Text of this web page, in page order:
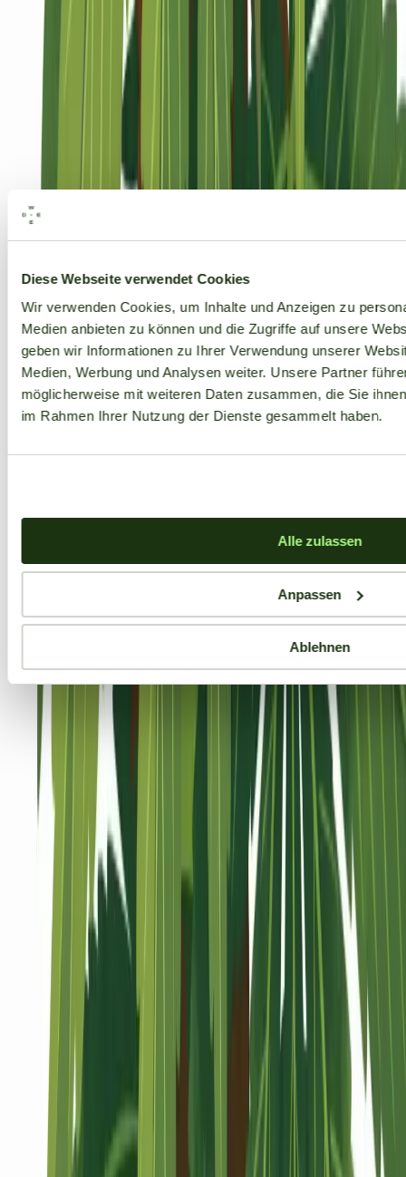
Diese Webseite verwendet Cookies
Wir verwenden Cookies, um Inhalte und Anzeigen zu
Medien anbieten zu können und die Zugriffe auf unsere
geben wir Informationen zu Ihrer Verwendung unserer
Medien, Werbung und Analysen weiter. Unsere Partner
möglicherweise mit weiteren Daten zusammen, die Sie
im Rahmen Ihrer Nutzung der Dienste gesammelt haben.
Alle zulassen
Anpassen
Ablehnen
Seedbanks